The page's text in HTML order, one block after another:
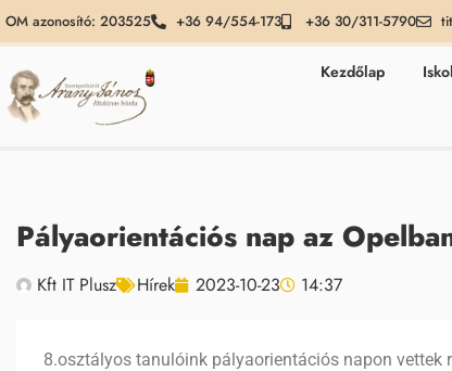
OM azonosító: 203525 +36 94/554-173 +36 30/311-5790
Kezdőlap
Pályaorientációs nap az
Kft IT Plusz Hírek 2023-10-23 14:37
8.osztályos tanulóink pályaorientációs napon vettek